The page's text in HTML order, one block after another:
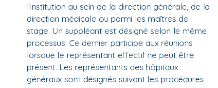
l’institution au sein de la direction générale, de la
direction médicale ou parmi les maîtres de
stage. Un suppléant est désigné selon le même
processus. Ce dernier participe aux réunions
lorsque le représentant effectif ne peut être
présent. Les représentants des hôpitaux
généraux sont désignés suivant les procédures